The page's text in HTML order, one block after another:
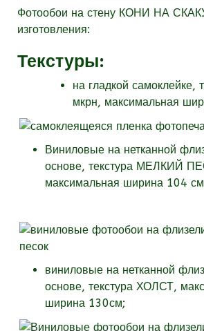
Фотообои на стену КОНИ НА
изготовления:
Текстуры:
на гладкой самоклейке,
мкрн, максимальная
Виниловые на нетканной
основе, текстура МЕЛКИЙ
максимальная ширина 104
виниловые на нетканной
основе, текстура ХОЛСТ,
ширина 130см;